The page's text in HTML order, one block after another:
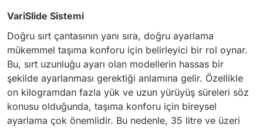
VariSlide Sistemi
Doğru sırt çantasının yanı sıra, doğru ayarlama
mükemmel taşıma konforu için belirleyici bir rol oynar.
Bu, sırt uzunluğu ayarı olan modellerin hassas bir
şekilde ayarlanması gerektiği anlamına gelir. Özellikle
on kilogramdan fazla yük ve uzun yürüyüş süreleri söz
konusu olduğunda, taşıma konforu için bireysel
ayarlama çok önemlidir. Bu nedenle, 35 litre ve üzeri